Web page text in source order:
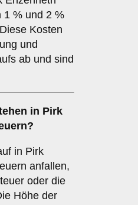
1 % und 2 %
Kosten
und
ab und sind
in Pirk
in Pirk
anfallen,
oder die
Höhe der